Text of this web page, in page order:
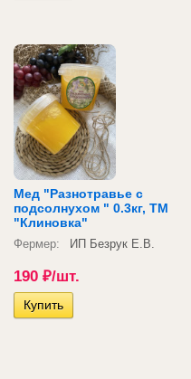
Мед "Разнотравье с
подсолнухом " 0.3кг, ТМ
"Клиновка"
Фермер: ИП Безрук Е.В.
190 ₽/шт.